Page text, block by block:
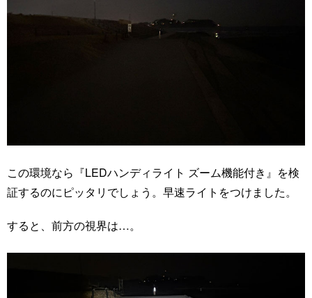
この環境なら『LEDハンディライト ズーム機能付き』を検
証するのにピッタリでしょう。早速ライトをつけました。
すると、前方の視界は…。